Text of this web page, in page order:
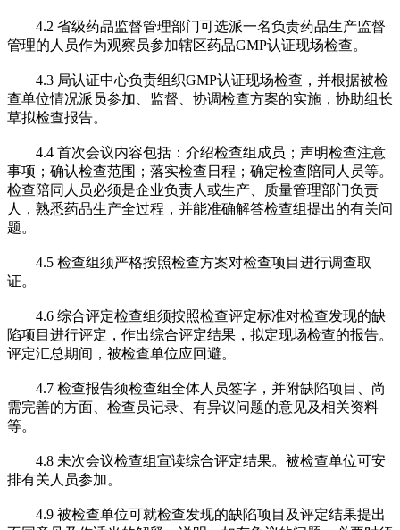
4.2 省级药品监督管理部门可选派一名负责药品生产监督
管理的人员作为观察员参加辖区药品GMP认证现场检查。
4.3 局认证中心负责组织GMP认证现场检查，并根据被检
查单位情况派员参加、监督、协调检查方案的实施，协助组长
草拟检查报告。
4.4 首次会议内容包括：介绍检查组成员；声明检查注意
事项；确认检查范围；落实检查日程；确定检查陪同人员等。
检查陪同人员必须是企业负责人或生产、质量管理部门负责
人，熟悉药品生产全过程，并能准确解答检查组提出的有关问
题。
4.5 检查组须严格按照检查方案对检查项目进行调查取
证。
4.6 综合评定检查组须按照检查评定标准对检查发现的缺
陷项目进行评定，作出综合评定结果，拟定现场检查的报告。
评定汇总期间，被检查单位应回避。
4.7 检查报告须检查组全体人员签字，并附缺陷项目、尚
需完善的方面、检查员记录、有异议问题的意见及相关资料
等。
4.8 未次会议检查组宣读综合评定结果。被检查单位可安
排有关人员参加。
4.9 被检查单位可就检查发现的缺陷项目及评定结果提出